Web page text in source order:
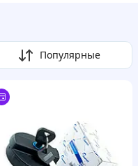
Популярные